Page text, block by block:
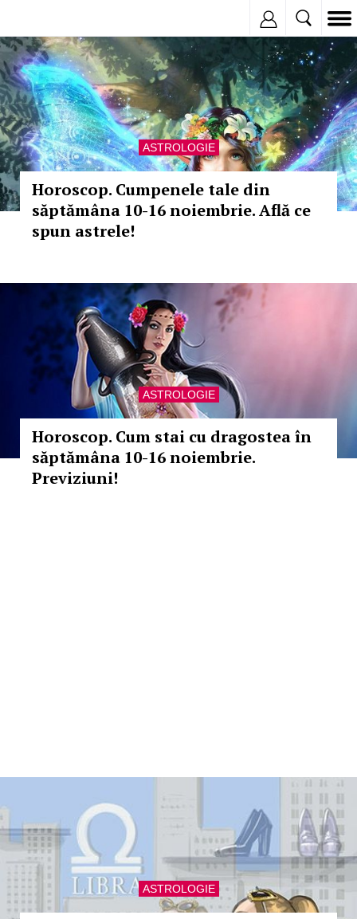
ASTROLOGIE
Horoscop. Cumpenele tale din
săptămâna 10-16 noiembrie. Află ce
spun astrele!
ASTROLOGIE
Horoscop. Cum stai cu dragostea în
săptămâna 10-16 noiembrie.
Previziuni!
ASTROLOGIE